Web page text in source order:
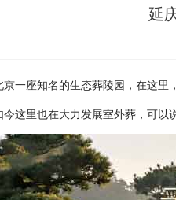
延
一座知名的生态葬陵园，在这里
这里也在大力发展室外葬，可以